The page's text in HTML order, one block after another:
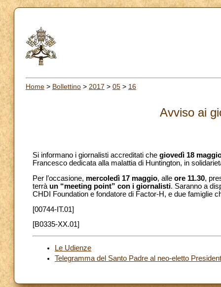
Home > Bollettino > 2017 > 05 > 16
Avviso ai
Si informano i giornalisti accreditati che giovedì 18
Francesco dedicata alla malattia di Huntington, in
Per l’occasione, mercoledì 17 maggio, alle ore 11.30,
terrà un “meeting point” con i giornalisti. Saranno a
CHDI Foundation e fondatore di Factor-H, e due famiglie
[00744-IT.01]
[B0335-XX.01]
Le Udienze
Telegramma del Santo Padre al neo-eletto